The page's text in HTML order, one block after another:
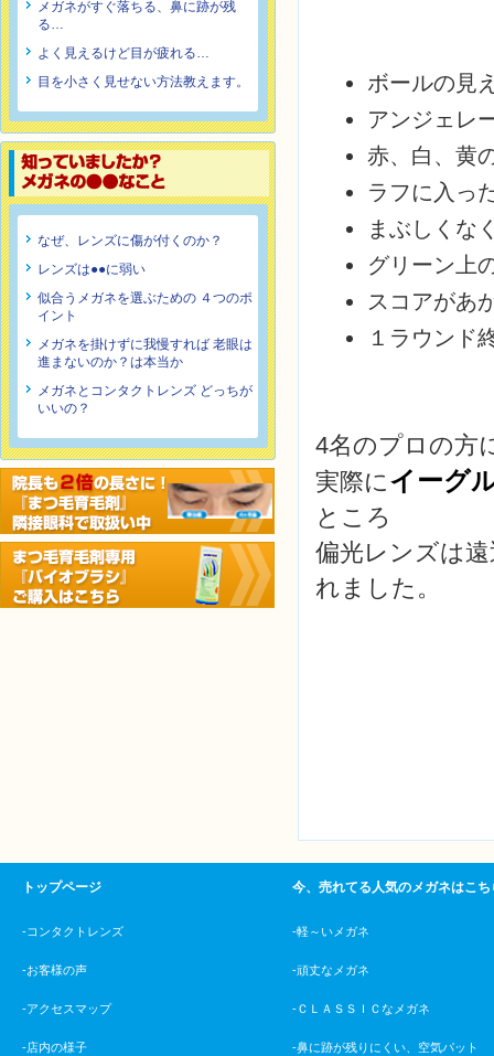
メガネがすぐ落ちる、鼻に跡が残
る…
よく見えるけど目が疲れる…
目を小さく見せない方法教えます。
なぜ、レンズに傷が付くのか？
レンズは●●に弱い
似合うメガネを選ぶための ４つのポ
イント
メガネを掛けずに我慢すれば 老眼は
進まないのか？は本当か
メガネとコンタクトレンズ どっちが
いいの？
ボールの見
アンジェレ
赤、白、黄
ラフに入っ
まぶしくな
グリーン上
スコアがあ
１ラウンド
4名のプロの方
実際にイーグ
ところ
偏光レンズは
れました。
トップページ
-コンタクトレンズ
-お客様の声
-アクセスマップ
-店内の様子
今、売れてる人気のメガネはこち
-軽～いメガネ
-頑丈なメガネ
-ＣＬＡＳＳＩＣなメガネ
-鼻に跡が残りにくい、空気パット